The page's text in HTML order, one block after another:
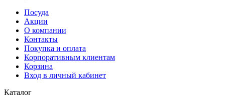
Посуда
Акции
О компании
Контакты
Покупка и оплата
Корпоративным клиентам
Корзина
Вход в личный кабинет
Каталог